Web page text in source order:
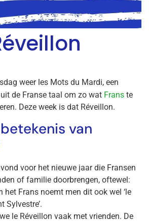
weer les Mots du Mardi, een
de Franse taal om zo wat Frans te
Deze week is dat Réveillon.
van
voor het nieuwe jaar die Fransen
of familie doorbrengen, oftewel:
het Frans noemt men dit ook wel ‘le
Sylvestre’.
le Réveillon vaak met vrienden. De